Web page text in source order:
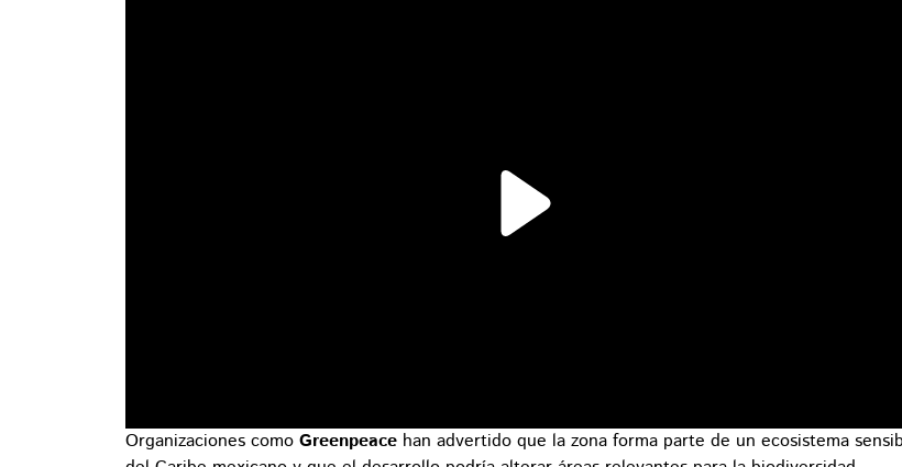
Organizaciones como Greenpeace han advertido que la zona forma parte de un ecosistema